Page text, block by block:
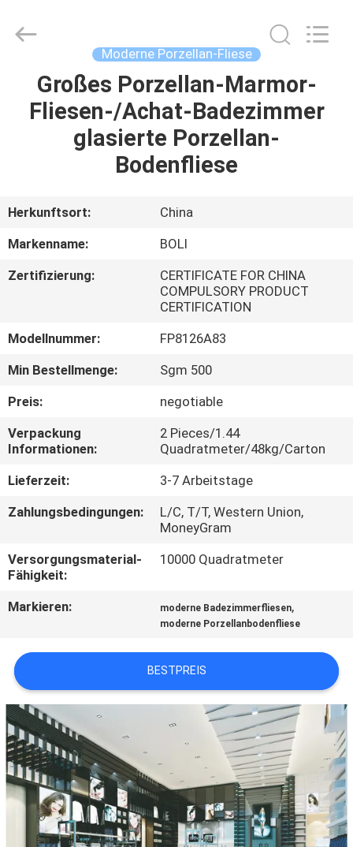
HAUSE
VIDEOS
UNS
WERKSBESICHTIGUNG
QUALITÄTSKONTROLLE
KONTAKT
UNS
EIN
ANGEBOT
SITEMAP
DATENSCHUTZRICHTLINIE
CERAMICS
CO.,LTD..
Moderne Porzellan-Fliese
Großes Porzellan-Marmor-
Fliesen-/Achat-Badezimmer
glasierte Porzellan-
Bodenfliese
Herkunftsort:
China
Markenname:
BOLI
Zertifizierung:
CERTIFICATE FOR CHINA
COMPULSORY PRODUCT
CERTIFICATION
Modellnummer:
FP8126A83
Min Bestellmenge:
Sgm 500
Preis:
negotiable
Verpackung
Informationen:
2 Pieces/1.44
Quadratmeter/48kg/Carton
Lieferzeit:
3-7 Arbeitstage
Zahlungsbedingungen:
L/C, T/T, Western Union,
MoneyGram
Versorgungsmaterial-
Fähigkeit:
10000 Quadratmeter
Markieren: moderne Badezimmerfliesen,
moderne Porzellanbodenfliese
BESTPREIS